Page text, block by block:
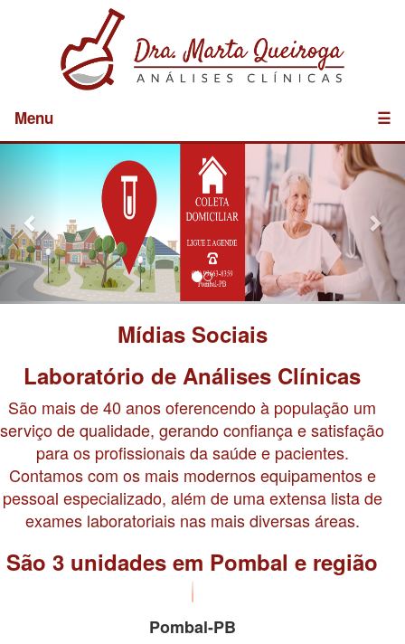
Menu ☰
Previous
Mídias Sociais
Laboratório de Análises Clínicas
São mais de 40 anos oferencendo à população um
serviço de qualidade, gerando confiança e satisfação
para os profissionais da saúde e pacientes.
Contamos com os mais modernos equipamentos e
pessoal especializado, além de uma extensa lista de
exames laboratoriais nas mais diversas áreas.
São 3 unidades em Pombal e região
Pombal-PB